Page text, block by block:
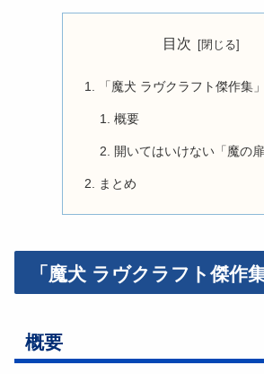
目次
「魔犬 ラヴクラフト傑作集
概要
開いてはいけない「魔の扉
まとめ
「魔犬 ラヴクラフト傑作
概要